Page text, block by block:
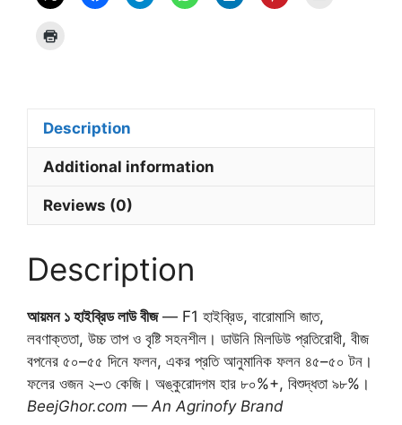
Gourd
Description
Additional information
Reviews (0)
Description
আয়মন ১ হাইব্রিড লাউ বীজ— F1 হাইব্রিড, বারোমাসি জাত,
লবণাক্ততা, উচ্চ তাপ ও বৃষ্টি সহনশীল। ডাউনি মিলডিউ প্রতিরোধী, বীজ
বপনের ৫০–৫৫ দিনে ফলন, একর প্রতি আনুমানিক ফলন ৪৫–৫০ টন।
ফলের ওজন ২–৩ কেজি। অঙ্কুরোদগম হার ৮০%+, বিশুদ্ধতা ৯৮%।
BeejGhor.com — An Agrinofy Brand